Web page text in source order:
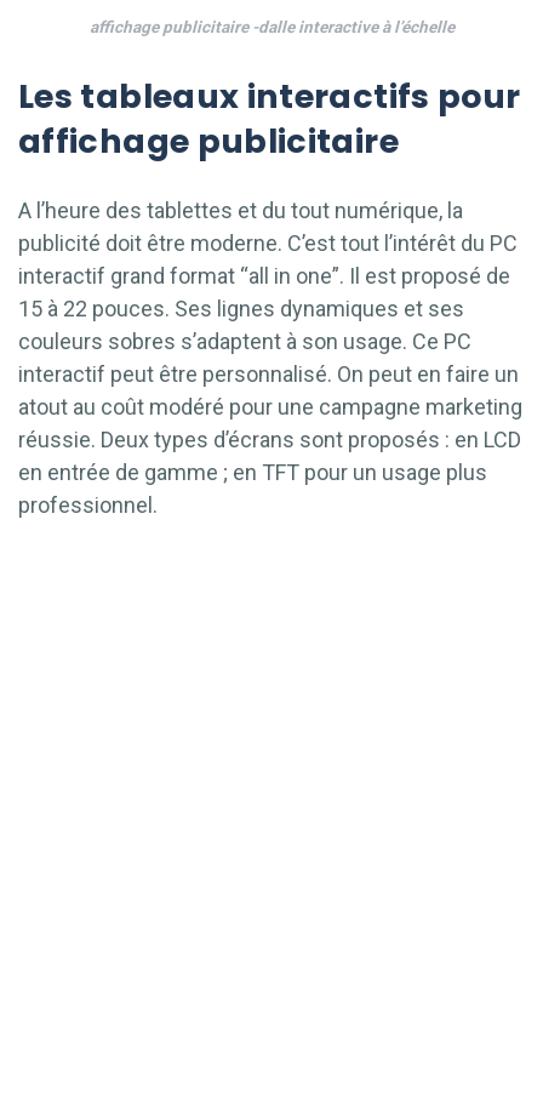
affichage publicitaire -dalle interactive à l’échelle
Les tableaux interactifs pour
affichage publicitaire
A l’heure des tablettes et du tout numérique, la
publicité doit être moderne. C’est tout l’intérêt du PC
interactif grand format “all in one”. Il est proposé de
15 à 22 pouces. Ses lignes dynamiques et ses
couleurs sobres s’adaptent à son usage. Ce PC
interactif peut être personnalisé. On peut en faire un
atout au coût modéré pour une campagne marketing
réussie. Deux types d’écrans sont proposés : en LCD
en entrée de gamme ; en TFT pour un usage plus
professionnel.